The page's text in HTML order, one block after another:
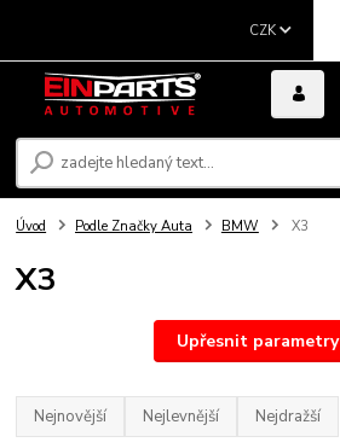
CZK
Úvod Podle Značky Auta BMW X3
X3
Upřesnit parametry
Nejnovější Nejlevnější Nejdražší